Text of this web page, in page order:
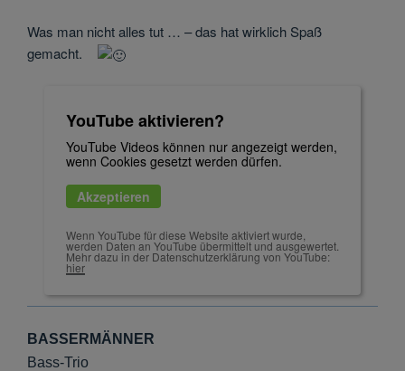
Was man nicht alles tut … – das hat wirklich Spaß
gemacht.
YouTube aktivieren?
YouTube Videos können nur angezeigt werden,
wenn Cookies gesetzt werden dürfen.
Akzeptieren
Wenn YouTube für diese Website aktiviert wurde,
werden Daten an YouTube übermittelt und ausgewertet.
Mehr dazu in der Datenschutzerklärung von YouTube:
hier
BASSERMÄNNER
Bass-Trio